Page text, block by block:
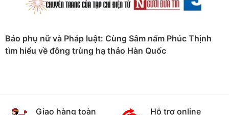
Báo phụ nữ và Pháp luật: Cùng Sâm nấm Phúc Thịnh
tìm hiểu về đông trùng hạ thảo Hàn Quốc
Giao hàng toàn
Hỗ trợ online